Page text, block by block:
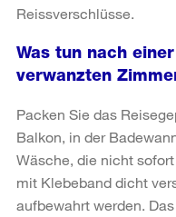
Reissverschlüsse.
Was tun nach
verwanzten
Packen Sie das
Balkon, in der
Wäsche, die nicht
mit Klebeband dicht
aufbewahrt werden.